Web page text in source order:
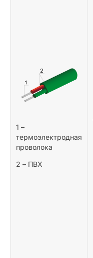
1 –
термоэлектродная
проволока
2 – ПВХ